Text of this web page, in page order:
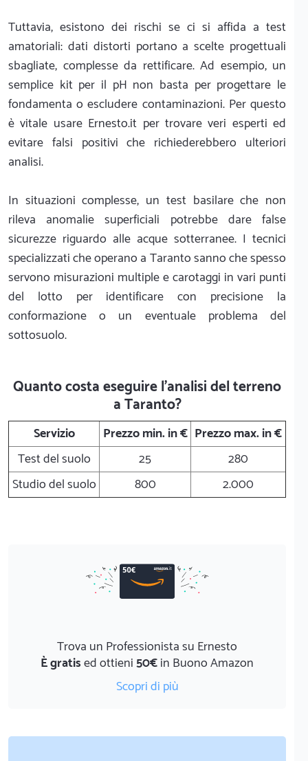
Tuttavia, esistono dei rischi se ci si affida a test
amatoriali: dati distorti portano a scelte progettuali
sbagliate, complesse da rettificare. Ad esempio, un
semplice kit per il pH non basta per progettare le
fondamenta o escludere contaminazioni. Per questo
è vitale usare Ernesto.it per trovare veri esperti ed
evitare falsi positivi che richiederebbero ulteriori
analisi.
In situazioni complesse, un test basilare che non
rileva anomalie superficiali potrebbe dare false
sicurezze riguardo alle acque sotterranee. I tecnici
specializzati che operano a Taranto sanno che spesso
servono misurazioni multiple e carotaggi in vari punti
del lotto per identificare con precisione la
conformazione o un eventuale problema del
sottosuolo.
Quanto costa eseguire l'analisi del terreno
a Taranto?
Servizio Prezzo min. in € Prezzo max. in €
Test del suolo
25
280
Studio del suolo
800 2.000
Trova un Professionista su Ernesto
È gratised ottieni50€in Buono Amazon
Scopri di più